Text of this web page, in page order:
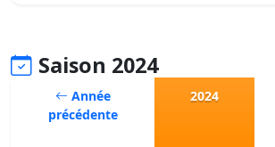
Saison 2024
Année
précédente
2024